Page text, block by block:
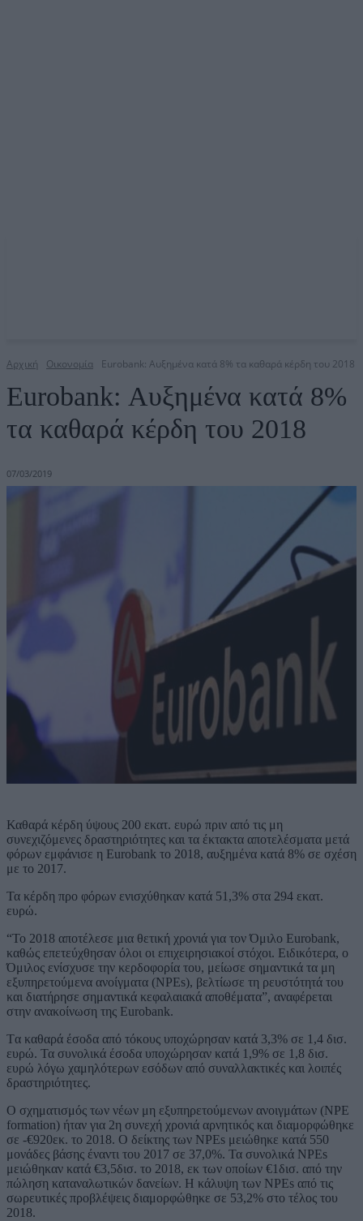
Αρχική Οικονομία Eurobank: Αυξημένα κατά 8% τα καθαρά κέρδη του 2018
Eurobank: Αυξημένα κατά 8%
τα καθαρά κέρδη του 2018
07/03/2019
Καθαρά κέρδη ύψους 200 εκατ. ευρώ πριν από τις μη
συνεχιζόμενες δραστηριότητες και τα έκτακτα αποτελέσματα μετά
φόρων εμφάνισε η Eurobank το 2018, αυξημένα κατά 8% σε σχέση
με το 2017.
Τα κέρδη προ φόρων ενισχύθηκαν κατά 51,3% στα 294 εκατ.
ευρώ.
“Το 2018 αποτέλεσε μια θετική χρονιά για τον Όμιλο Eurobank,
καθώς επετεύχθησαν όλοι οι επιχειρησιακοί στόχοι. Ειδικότερα, ο
Όμιλος ενίσχυσε την κερδοφορία του, μείωσε σημαντικά τα μη
εξυπηρετούμενα ανοίγματα (NPEs), βελτίωσε τη ρευστότητά του
και διατήρησε σημαντικά κεφαλαιακά αποθέματα”, αναφέρεται
στην ανακοίνωση της Eurobank.
Tα καθαρά έσοδα από τόκους υποχώρησαν κατά 3,3% σε 1,4 δισ.
ευρώ. Τα συνολικά έσοδα υποχώρησαν κατά 1,9% σε 1,8 δισ.
ευρώ λόγω χαμηλότερων εσόδων από συναλλακτικές και λοιπές
δραστηριότητες.
Ο σχηματισμός των νέων μη εξυπηρετούμενων ανοιγμάτων (NPE
formation) ήταν για 2η συνεχή χρονιά αρνητικός και διαμορφώθηκε
σε -€920εκ. το 2018. Ο δείκτης των NPEs μειώθηκε κατά 550
μονάδες βάσης έναντι του 2017 σε 37,0%. Τα συνολικά NPEs
μειώθηκαν κατά €3,5δισ. το 2018, εκ των οποίων €1δισ. από την
πώληση καταναλωτικών δανείων. Η κάλυψη των NPEs από τις
σωρευτικές προβλέψεις διαμορφώθηκε σε 53,2% στο τέλος του
2018.